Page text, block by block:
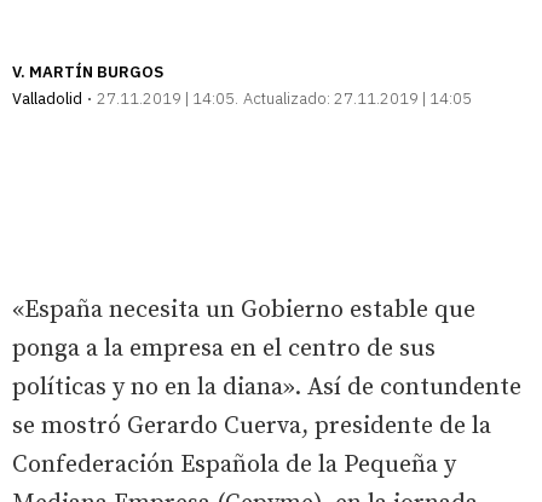
V. MARTÍN BURGOS
Valladolid
27.11.2019 | 14:05 Actualizado: 27.11.2019 | 14:05
«España necesita un Gobierno estable que
ponga a la empresa en el centro de sus
políticas y no en la diana». Así de contundente
se mostró Gerardo Cuerva, presidente de la
Confederación Española de la Pequeña y